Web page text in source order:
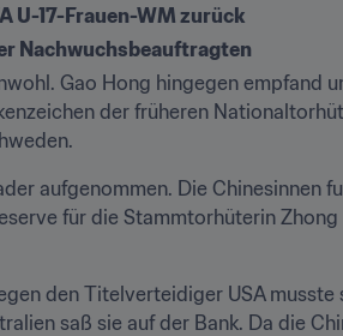
U-17-Frauen-WM zurück
Nachwuchsbeauftragten
Gao Hong hingegen empfand
der früheren
aufgenommen. Die Chinesinnen
für die Stammtorhüterin
den Titelverteidiger USA
saß sie auf der Bank. Da die